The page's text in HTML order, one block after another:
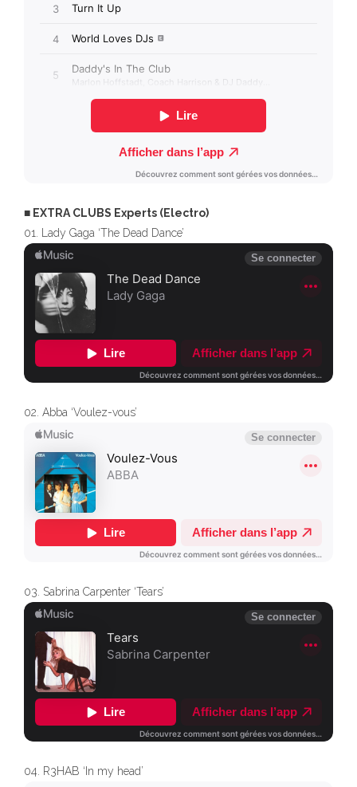
■ EXTRA CLUBS Experts (Electro)
01. Lady Gaga ‘The Dead Dance’
02. Abba ‘Voulez-vous’
03. Sabrina Carpenter ‘Tears’
04. R3HAB ‘In my head’